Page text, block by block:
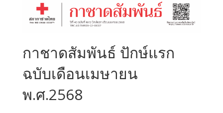
กาชาดสัมพันธ์ ปักษ์แรก
ฉบับเดือนเมษายน
พ.ศ.2568